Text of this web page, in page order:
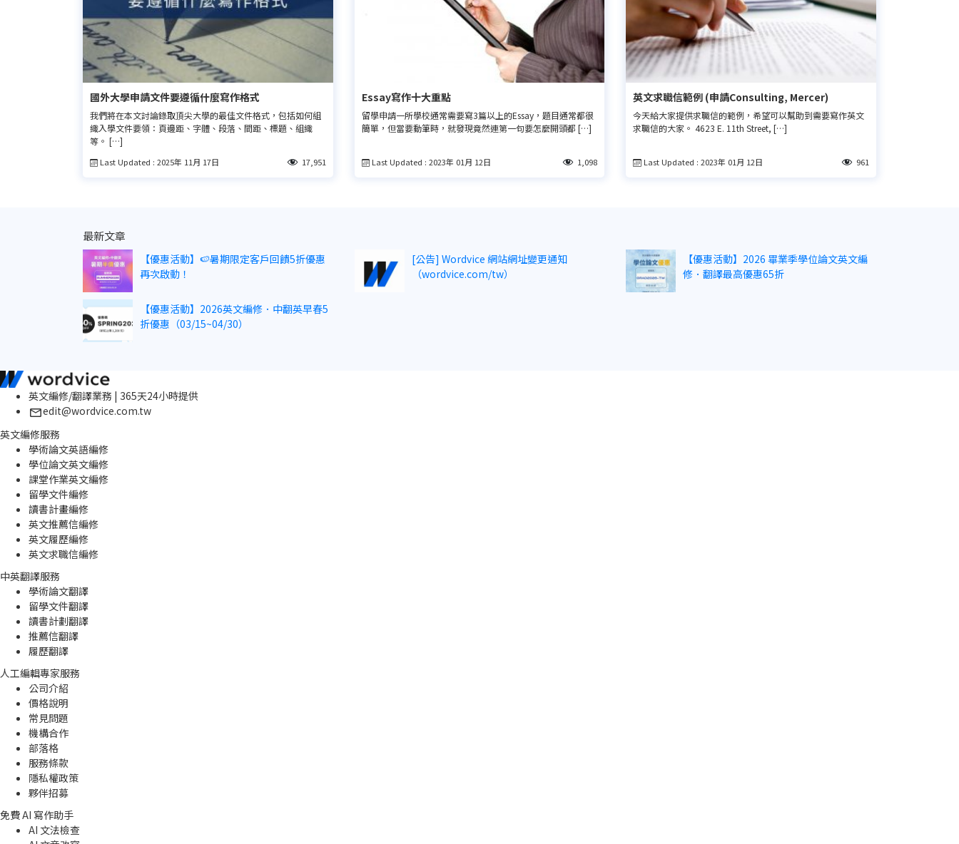
國外大學申請文件要遵循什麼寫作格式
我們將在本文討論錄取頂尖大學的最佳文件格式，包括如何組
織入學文件要領：頁邊距、字體、段落、間距、標題、組織
等。 […]
Last Updated : 2025年 11月 17日 17,951
Essay寫作十大重點
留學申請一所學校通常需要寫3篇以上的Essay，題目通常都很
簡單，但當要動筆時，就發現竟然連第一句要怎麼開頭都 […]
Last Updated : 2023年 01月 12日 1,098
英文求職信範例 (申請Consulting, Mercer)
今天給大家提供求職信的範例，希望可以幫助到需要寫作英文
求職信的大家。 4623 E. 11th Street, […]
Last Updated : 2023年 01月 12日 961
最新文章
【優惠活動】🍉暑期限定客戶回饋5折優惠
再次啟動！
[公告] Wordvice 網站網址變更通知
（wordvice.com/tw）
【優惠活動】2026 畢業季學位論文英文編
修．翻譯最高優惠65折
【優惠活動】2026英文編修．中翻英早春5
折優惠（03/15~04/30）
英文編修/翻譯業務 | 365天24小時提供
edit@wordvice.com.tw
英文編修服務
學術論文英語編修
學位論文英文編修
課堂作業英文編修
留學文件編修
讀書計畫編修
英文推薦信編修
英文履歷編修
英文求職信編修
中英翻譯服務
學術論文翻譯
留學文件翻譯
讀書計劃翻譯
推薦信翻譯
履歷翻譯
人工編輯專家服務
公司介紹
價格說明
常見問題
機構合作
部落格
服務條款
隱私權政策
夥伴招募
免費 AI 寫作助手
AI 文法檢查